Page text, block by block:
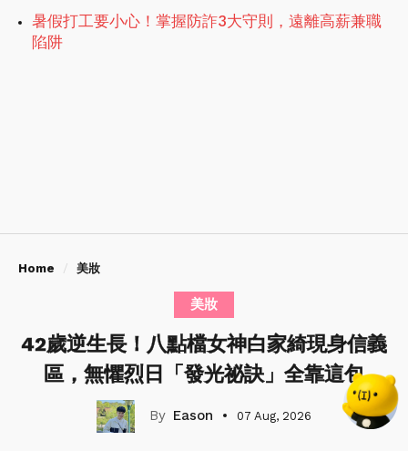
暑假打工要小心！掌握防詐3大守則，遠離高薪兼職
陷阱
Home 美妝
美妝
42歲逆生長！八點檔女神白家綺現身信義
區，無懼烈日「發光祕訣」全靠這包
Eason 07 Aug, 2026